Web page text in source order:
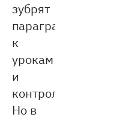
зубрят
параграфы
к
урокам
и
контрольным.
Но в